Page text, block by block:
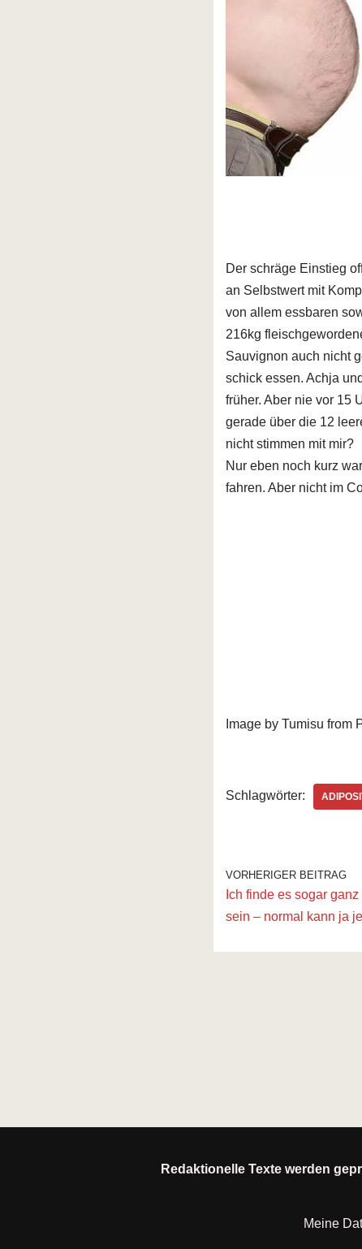
Der schräge Einstieg
an Selbstwert mit
von allem essbaren
216kg
Sauvignon auch nicht
schick essen. Achja
früher. Aber nie vor 15
gerade über die 12
nicht stimmen mit mir?
Nur eben noch kurz
fahren. Aber nicht im
Image by Tumisu from
Schlagwörter:
VORHERIGER BEITRAG
Ich finde es sogar
sein – normal kann ja
Redaktionelle Texte werden
Meine